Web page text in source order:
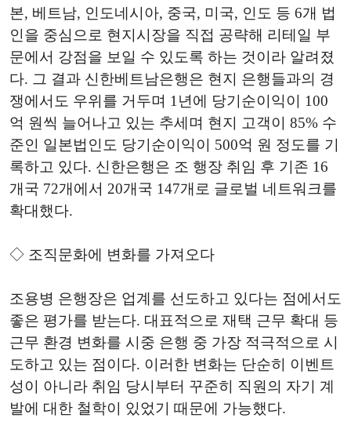
본, 베트남, 인도네시아, 중국, 미국, 인도 등 6개 법
인을 중심으로 현지시장을 직접 공략해 리테일 부
문에서 강점을 보일 수 있도록 하는 것이라 알려졌
다. 그 결과 신한베트남은행은 현지 은행들과의 경
쟁에서도 우위를 거두며 1년에 당기순이익이 100
억 원씩 늘어나고 있는 추세며 현지 고객이 85% 수
준인 일본법인도 당기순이익이 500억 원 정도를 기
록하고 있다. 신한은행은 조 행장 취임 후 기존 16
개국 72개에서 20개국 147개로 글로벌 네트워크를
확대했다.
◇ 조직문화에 변화를 가져오다
조용병 은행장은 업계를 선도하고 있다는 점에서도
좋은 평가를 받는다. 대표적으로 재택 근무 확대 등
근무 환경 변화를 시중 은행 중 가장 적극적으로 시
도하고 있는 점이다. 이러한 변화는 단순히 이벤트
성이 아니라 취임 당시부터 꾸준히 직원의 자기 계
발에 대한 철학이 있었기 때문에 가능했다.